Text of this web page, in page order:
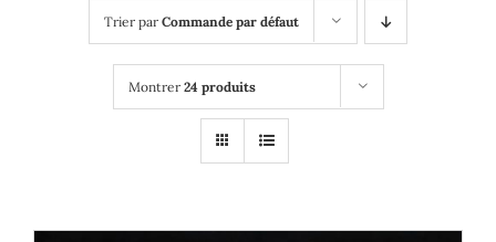
Cours de cuisine
Trier par Commande par défaut
Montrer 24 produits